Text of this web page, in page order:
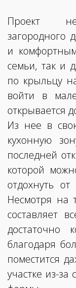
Проект
загородного
и
семьи, так и
по крыльцу
войти в
открывается
Из нее в
кухонную
последней
которой
отдохнуть
Несмотря на
составляет
достаточно
благодаря
поместится
участке из-за